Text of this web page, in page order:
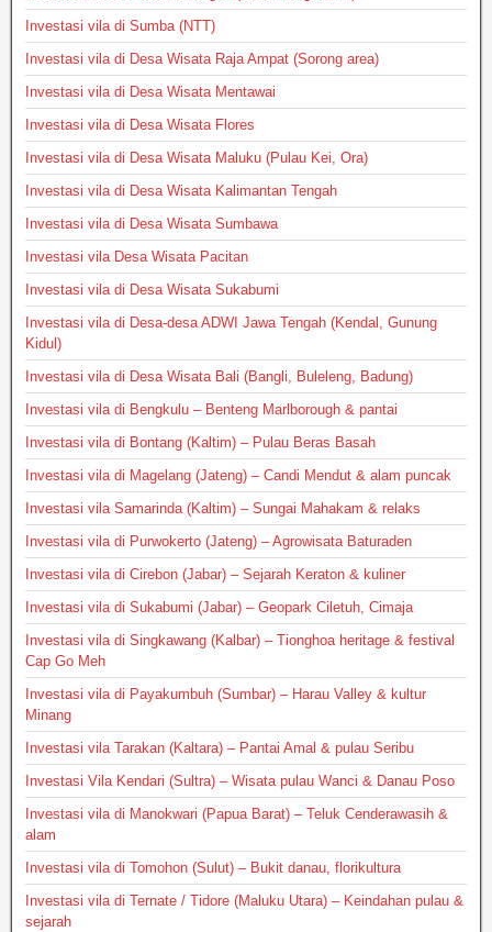
Investasi vila di Sumba (NTT)
Investasi vila di Desa Wisata Raja Ampat (Sorong area)
Investasi vila di Desa Wisata Mentawai
Investasi vila di Desa Wisata Flores
Investasi vila di Desa Wisata Maluku (Pulau Kei, Ora)
Investasi vila di Desa Wisata Kalimantan Tengah
Investasi vila di Desa Wisata Sumbawa
Investasi vila Desa Wisata Pacitan
Investasi vila di Desa Wisata Sukabumi
Investasi vila di Desa-desa ADWI Jawa Tengah (Kendal, Gunung
Kidul)
Investasi vila di Desa Wisata Bali (Bangli, Buleleng, Badung)
Investasi vila di Bengkulu – Benteng Marlborough & pantai
Investasi vila di Bontang (Kaltim) – Pulau Beras Basah
Investasi vila di Magelang (Jateng) – Candi Mendut & alam puncak
Investasi vila Samarinda (Kaltim) – Sungai Mahakam & relaks
Investasi vila di Purwokerto (Jateng) – Agrowisata Baturaden
Investasi vila di Cirebon (Jabar) – Sejarah Keraton & kuliner
Investasi vila di Sukabumi (Jabar) – Geopark Ciletuh, Cimaja
Investasi vila di Singkawang (Kalbar) – Tionghoa heritage & festival
Cap Go Meh
Investasi vila di Payakumbuh (Sumbar) – Harau Valley & kultur
Minang
Investasi vila Tarakan (Kaltara) – Pantai Amal & pulau Seribu
Investasi Vila Kendari (Sultra) – Wisata pulau Wanci & Danau Poso
Investasi vila di Manokwari (Papua Barat) – Teluk Cenderawasih &
alam
Investasi vila di Tomohon (Sulut) – Bukit danau, florikultura
Investasi vila di Ternate / Tidore (Maluku Utara) – Keindahan pulau &
sejarah